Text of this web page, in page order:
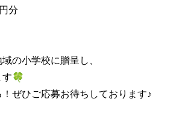
分
の小学校に贈呈し、
す🍀
ぜひご応募お待ちしております♪